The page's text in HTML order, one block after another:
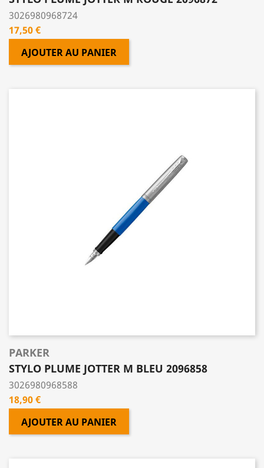
3026980968724
Prix
17,50 €
AJOUTER AU PANIER
PARKER
STYLO PLUME JOTTER M BLEU 2096858
3026980968588
Prix
18,90 €
AJOUTER AU PANIER